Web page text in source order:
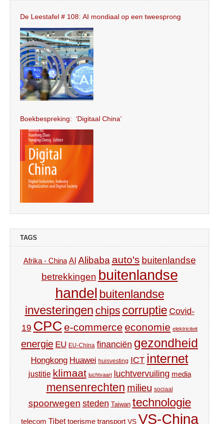
De Leestafel # 108: AI mondiaal op een tweesprong
Boekbespreking: ‘Digitaal China’
TAGS
Afrika - China AI Alibaba auto's buitenlandse
betrekkingen buitenlandse
handel buitenlandse
investeringen chips corruptie Covid-
19 CPC e-commerce economie elektriciteit
energie EU EU-China financiën gezondheid
Hongkong Huawei huisvesting ICT internet
justitie klimaat luchtvaart luchtvervuiling media
mensenrechten milieu sociaal
spoorwegen steden Taiwan technologie
telecom Tibet toerisme transport VS VS-China